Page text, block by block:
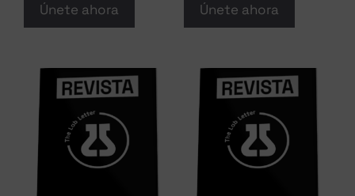
Únete ahora Únete ahora